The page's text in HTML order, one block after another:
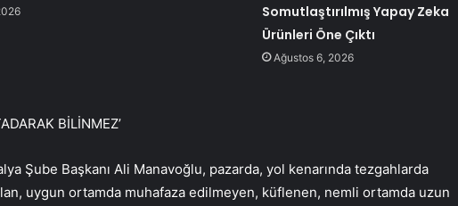
Somutlaştırılmış Yapay Zeka
Ürünleri Öne Çıktı
Ağustos 6, 2026
BİLİNMEZ’
Şube Başkanı Ali Manavoğlu, pazarda, yol kenarında tezgahlarda
uygun ortamda muhafaza edilmeyen, küflenen, nemli ortamda uzun